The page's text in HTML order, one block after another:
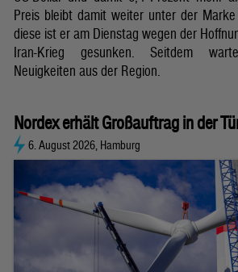
Preis bleibt damit weiter unter der
diese ist er am Dienstag wegen der
Iran-Krieg gesunken. Seitdem
Neuigkeiten aus der Region.
Nordex erhält Großauftrag in der
6. August 2026, Hamburg